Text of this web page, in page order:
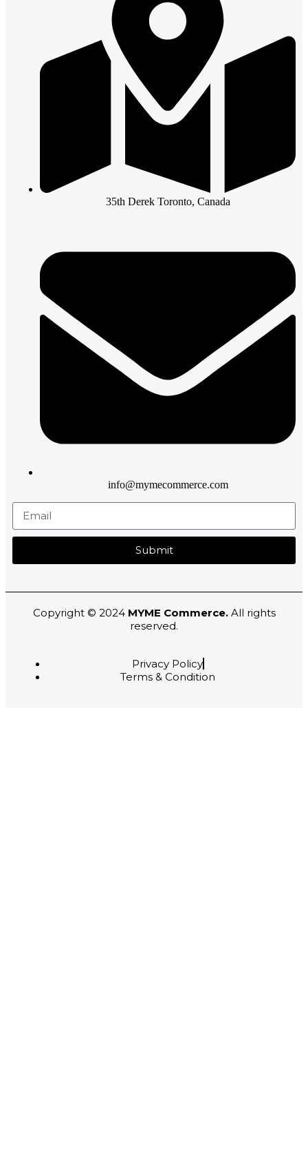
35th Derek Toronto, Canada
info@mymecommerce.com
Submit
Copyright © 2024 MYME Commerce.All rights
reserved.
Privacy Policy
Terms & Condition